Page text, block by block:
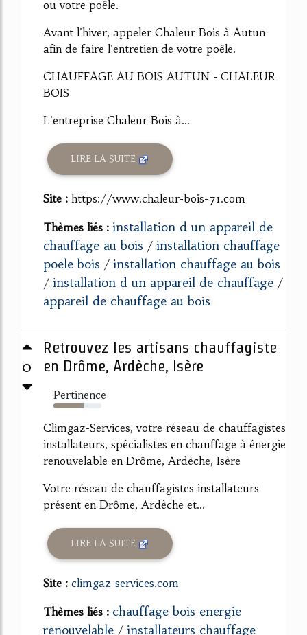
ou votre poêle.
Avant l'hiver, appeler Chaleur Bois à Autun
afin de faire l'entretien de votre poêle.
CHAUFFAGE AU BOIS AUTUN - CHALEUR
BOIS
L'entreprise Chaleur Bois à...
LIRE LA SUITE
Site : https://www.chaleur-bois-71.com
Thèmes liés : installation d un appareil de
chauffage au bois / installation chauffage
poele bois / installation chauffage au bois
/ installation d un appareil de chauffage /
appareil de chauffage au bois
0
Retrouvez les artisans chauffagiste
en Drôme, Ardèche, Isère
Pertinence
63%
Climgaz-Services, votre réseau de chauffagistes
installateurs, spécialistes en chauffage à énergie
renouvelable en Drôme, Ardèche, Isère
Votre réseau de chauffagistes installateurs
présent en Drôme, Ardèche et...
LIRE LA SUITE
Site : climgaz-services.com
Thèmes liés : chauffage bois energie
renouvelable / installateurs chauffage